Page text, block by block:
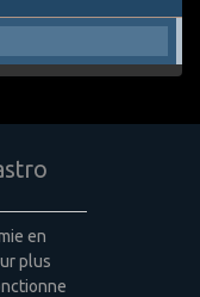
en
plus